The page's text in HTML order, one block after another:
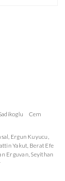
Cem
, Ergun Kuyucu,
Yakut, Berat Efe
Erguvan, Seyithan